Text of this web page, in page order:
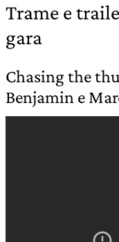
Trame e
gara
Chasing the
Benjamin e